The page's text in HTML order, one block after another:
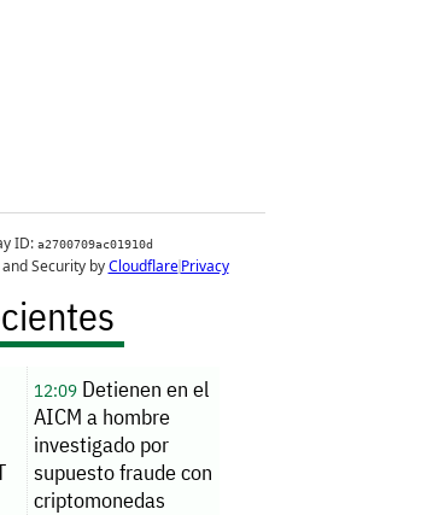
12:09Detienen en el
AICM a hombre
investigado por
supuesto fraude con
criptomonedas